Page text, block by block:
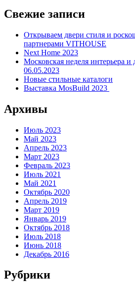
Свежие записи
Открываем двери стиля и
партнерами VITHOUSE
Next Home 2023
Московская неделя интерьера
06.05.2023
Новые стильные каталоги
Выставка MosBuild 2023
Архивы
Июль 2023
Май 2023
Апрель 2023
Март 2023
Февраль 2023
Июль 2021
Май 2021
Октябрь 2020
Апрель 2019
Март 2019
Январь 2019
Октябрь 2018
Июль 2018
Июнь 2018
Декабрь 2016
Рубрики